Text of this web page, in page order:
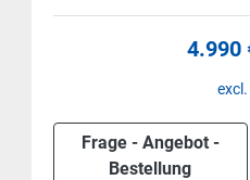
1.500
Frage - Angebot -
Bestellung